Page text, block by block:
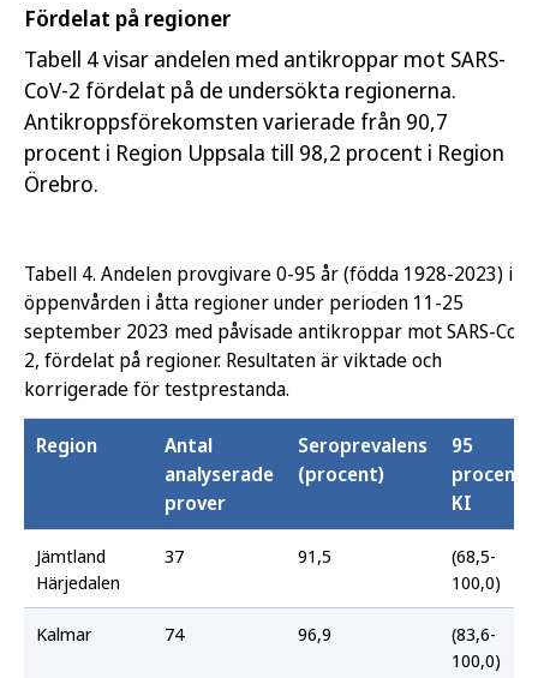
Fördelat på regioner
Tabell 4 visar andelen med antikroppar mot SARS-
CoV-2 fördelat på de undersökta regionerna.
Antikroppsförekomsten varierade från 90,7
procent i Region Uppsala till 98,2 procent i Region
Örebro.
Tabell 4. Andelen provgivare 0-95 år (födda 1928-2023) i
öppenvården i åtta regioner under perioden 11-25
september 2023 med påvisade antikroppar mot SARS-CoV-
2, fördelat på regioner. Resultaten är viktade och
korrigerade för testprestanda.
Region
Antal
analyserade
prover
Seroprevalens
(procent)
95
procent
KI
Jämtland
Härjedalen
37 91,5
(68,5-
100,0)
Kalmar 74 96,9
(83,6-
100,0)